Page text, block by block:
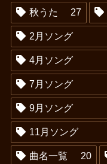
秋うた 27
2月ソング
4月ソング
7月ソング
9月ソング
11月ソング
曲名一覧 20